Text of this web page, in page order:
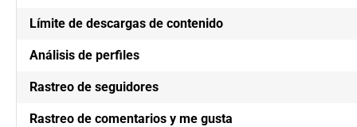
Límite de descargas de contenido
Análisis de perfiles
Rastreo de seguidores
Rastreo de comentarios y me gusta